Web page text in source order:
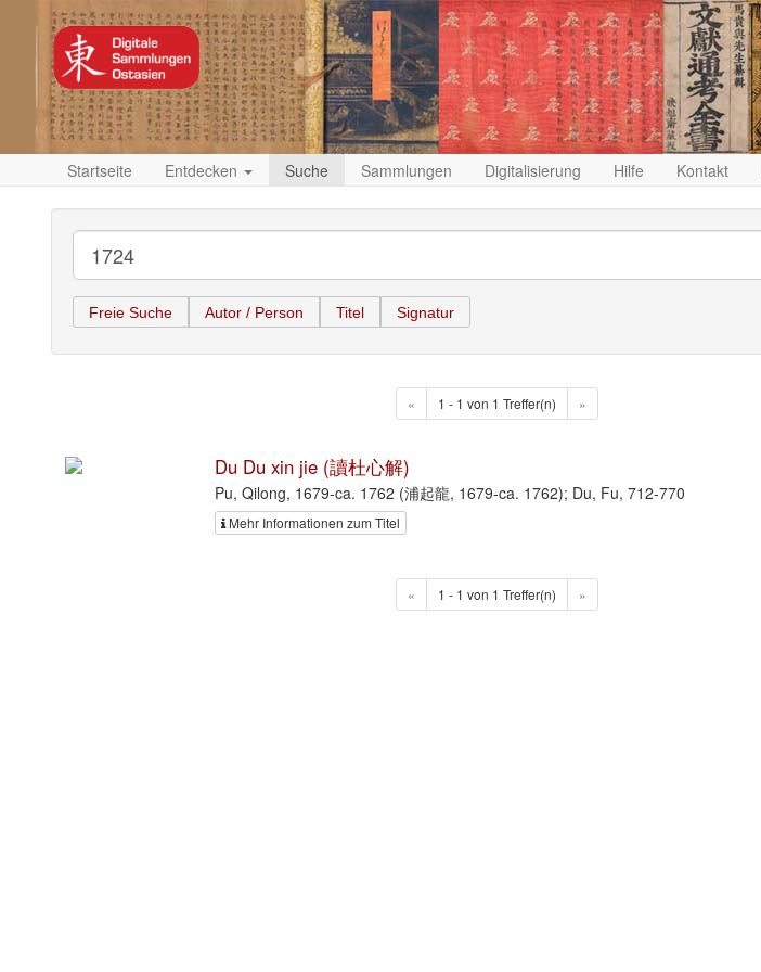
Startseite Entdecken Suche Sammlungen Digitalisierung Hilfe Kontakt
Freie Suche Autor / Person Titel Signatur
« 1 - 1 von 1 Treffer(n) »
Du Du xin jie (讀杜心解)
Pu, Qilong, 1679-ca. 1762 (浦起龍, 1679-ca. 1762); Du, Fu, 712-770
Mehr Informationen zum Titel
« 1 - 1 von 1 Treffer(n) »